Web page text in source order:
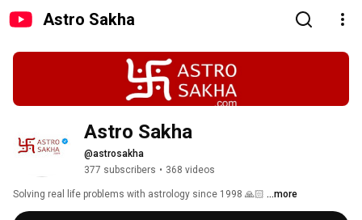
Astro Sakha
Astro Sakha
@astrosakha
377 subscribers • 368 videos
Solving real life problems with astrology since 1998 🙏🏻 ...more